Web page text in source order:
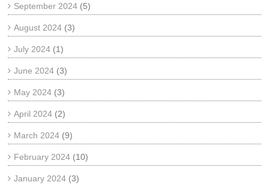
September 2024 (5)
August 2024 (3)
July 2024 (1)
June 2024 (3)
May 2024 (3)
April 2024 (2)
March 2024 (9)
February 2024 (10)
January 2024 (3)